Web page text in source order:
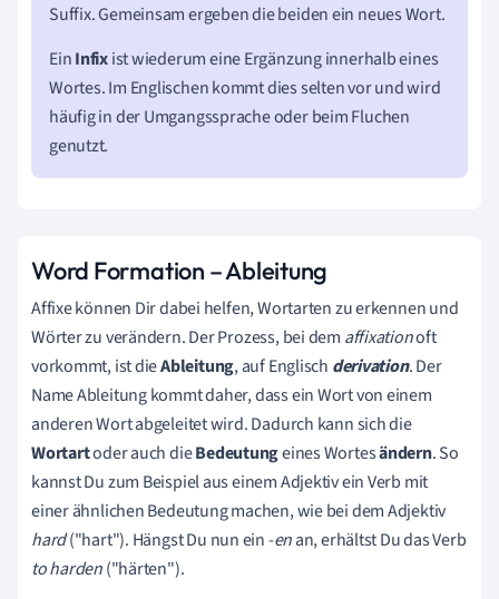
Suffix. Gemeinsam ergeben die beiden ein neues Wort.
EinInfixist wiederum eine Ergänzung innerhalb eines
Wortes. Im Englischen kommt dies selten vor und wird
häufig in der Umgangssprache oder beim Fluchen
genutzt.
Word Formation – Ableitung
Affixe können Dir dabei helfen, Wortarten zu erkennen und
Wörter zu verändern. Der Prozess, bei dem affixationoft
vorkommt, ist dieAbleitung, auf Englisch derivation. Der
Name Ableitung kommt daher, dass ein Wort von einem
anderen Wort abgeleitet wird. Dadurch kann sich die
Wortartoder auch dieBedeutungeines Wortesändern. So
kannst Du zum Beispiel aus einem Adjektiv ein Verb mit
einer ähnlichen Bedeutung machen, wie bei dem Adjektiv
hard("hart"). Hängst Du nun ein -enan, erhältst Du das Verb
to harden("härten").